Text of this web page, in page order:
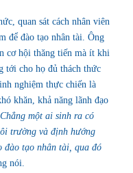
quan sát cách nhân viên
để đào tạo nhân tài. Ông
cơ hội thăng tiến mà ít khi
tới cho họ đủ thách thức
nghiệm thực chiến là
khăn, khả năng lãnh đạo
một ai sinh ra có
trường và định hướng
đào tạo nhân tài, qua đó
nói.